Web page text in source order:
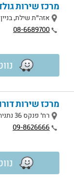
מרכז שירות
מיקום
אזה"ת שילת, בניין מס' 27 ,
טלפון
08-6689700
מרכז שירות
מיקום
רח' פנקס 36 נתניה
טלפון
09-8626666